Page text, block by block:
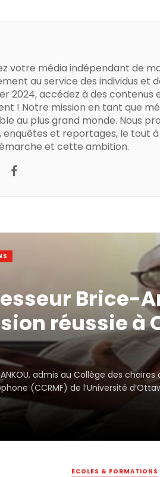
votre média indépendant de
au service des individus et
2024, accédez à des contenus
! Notre mission en tant que
au plus grand monde. Nous
enquêtes et reportages, le tout
et cette ambition.
Website
Brice-
réussie à
admis au Collège des
(CCRMF) de l’Université
ECOLES & FORMATIONS